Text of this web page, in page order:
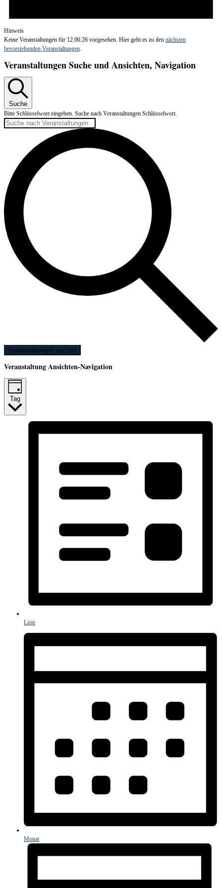
Hinweis
Keine Veranstaltungen für 12.06.26 vorgesehen. Hier geht es zu den nächsten
bevorstehenden Veranstaltungen.
Veranstaltungen Suche und Ansichten, Navigation
Suche
Bitte Schlüsselwort eingeben. Suche nach Veranstaltungen Schlüsselwort.
Veranstaltungen suchen
Veranstaltung Ansichten-Navigation
Tag
Liste
Monat